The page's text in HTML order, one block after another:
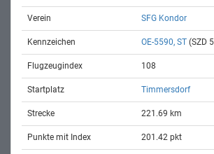
Verein SFG Kondor
Kennzeichen OE-5590, ST (SZD
Flugzeugindex 108
Startplatz Timmersdorf
Strecke 221.69 km
Punkte mit Index 201.42 pkt